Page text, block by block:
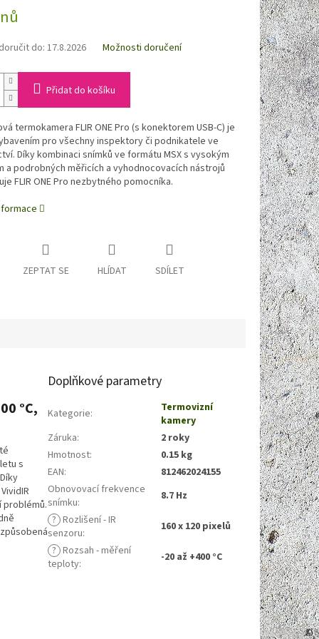
do: 17.8.2026 Možnosti doručení
Přidat do košíku
termokamera FLIR ONE Pro (s konektorem USB-C) je
pro všechny inspektory či podnikatele ve
Díky kombinaci snímků ve formátu MSX s vysokým
a podrobných měřicích a vyhodnocovacích nástrojů
FLIR ONE Pro nezbytného pomocníka.
ZEPTAT SE HLÍDAT SDÍLET
°C,
s
problémů.
Doplňkové parametry
Kategorie:
Termovizní
kamery
Záruka:
2 roky
Hmotnost:
0.15 kg
EAN:
812462024155
Obnovovací frekvence
snímku:
8.7 Hz
? Rozlišení - IR
senzoru:
160 x 120 pixelů
? Rozsah - měření
teploty: -20 až +400 °C